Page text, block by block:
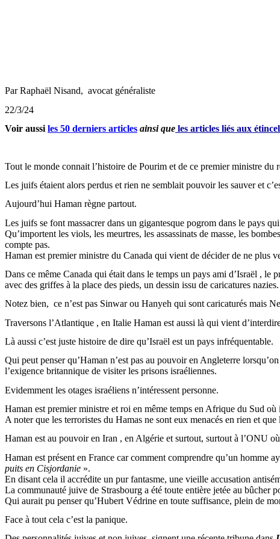
Par Raphaël Nisand, avocat généraliste
22/3/24
Voir aussi les 50 derniers articles ainsi que les articles liés aux
Tout le monde connait l’histoire de Pourim et de ce premier ministre du
Les juifs étaient alors perdus et rien ne semblait pouvoir les sauver et
Aujourd’hui Haman règne partout.
Les juifs se font massacrer dans un gigantesque pogrom dans le pays
Qu’importent les viols, les meurtres, les assassinats de masse, les
compte pas.
Haman est premier ministre du Canada qui vient de décider de ne plus
Dans ce même Canada qui était dans le temps un pays ami d’Israël , le
avec des griffes à la place des pieds, un dessin issu de caricatures nazies.
Notez bien, ce n’est pas Sinwarou Hanyeh qui sont caricaturés mais
Traversons l’Atlantique , en Italie Haman est aussi là qui vient
Là aussi c’est juste histoire de dire qu’Israël est un pays infréquentable.
Qui peut penser qu’Haman n’est pas au pouvoir en Angleterre
l’exigence britannique de visiter les prisons israéliennes.
Evidemment les otages israéliens n’intéressent personne.
Haman est premier ministre et roi en même temps en Afrique du Sud
A noter que les terroristes du Hamas ne sont eux menacés en rien et
Haman est au pouvoir en Iran , en Algérie et surtout, surtout à l’ONU
Haman est présent en France car comment comprendre qu’un homme
puits en Cisjordanie ».
En disant cela il accrédite un pur fantasme, une vieille accusation
La communauté juive de Strasbourg a été toute entière jetée au bûcher
Qui aurait pu penser qu’Hubert Védrine en toute suffisance, plein de
Face à tout cela c’est la panique.